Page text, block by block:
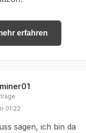
erfahren
01:22
sagen, ich bin da